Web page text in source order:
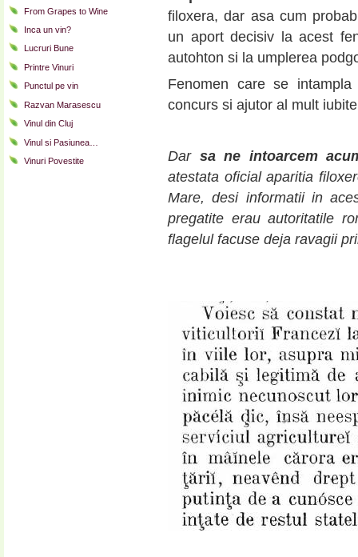
From Grapes to Wine
Inca un vin?
Lucruri Bune
Printre Vinuri
Punctul pe vin
Razvan Marasescu
Vinul din Cluj
Vinul si Pasiunea…
Vinuri Povestite
filoxera, dar asa cum
un aport decisiv la acest
autohton si la umplerea
Fenomen care se
concurs si ajutor al mult
Dar sa ne intoarcem
atestata oficial aparitia
Mare, desi informatii in
pregatite erau autoritatile
flagelul facuse deja ravagii